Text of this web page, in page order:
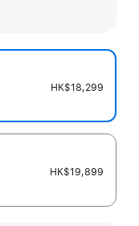
HK$18,299
HK$19,899